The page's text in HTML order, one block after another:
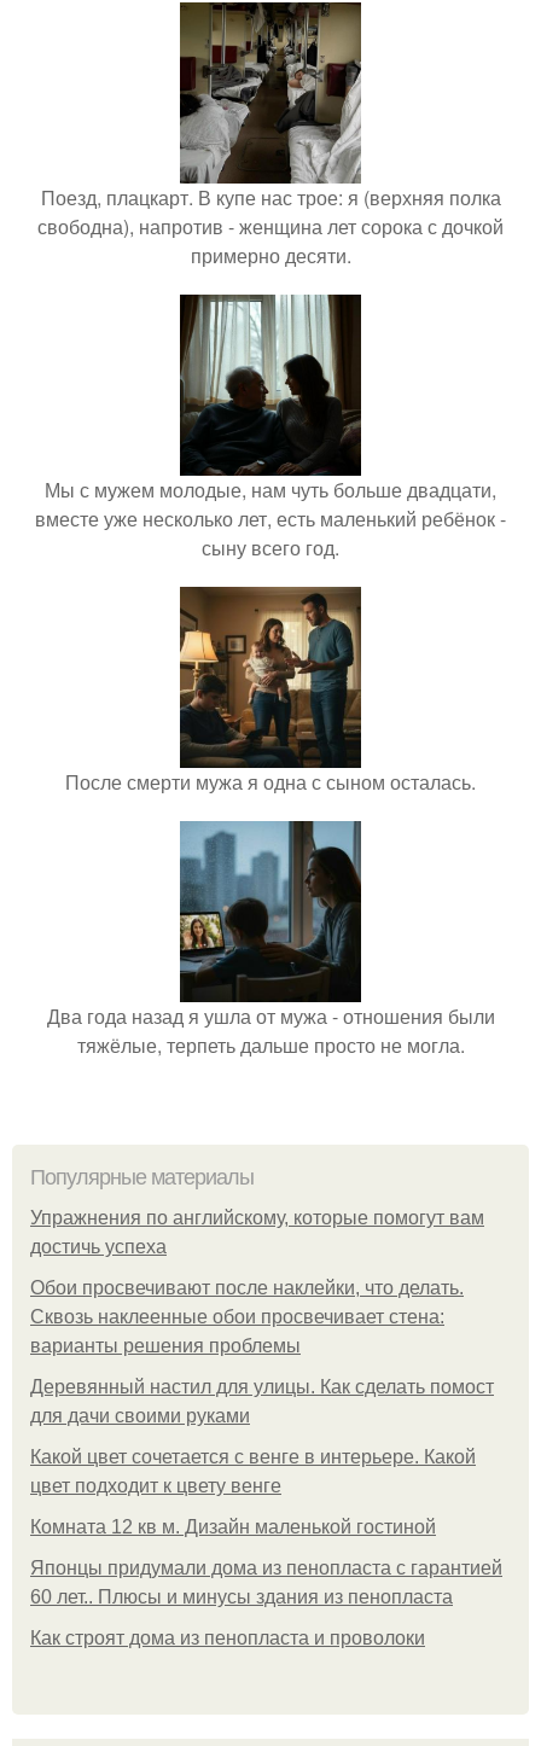
Поезд, плацкарт. В купе нас трое: я (верхняя полка
свободна), напротив - женщина лет сорока с дочкой
примерно десяти.
Мы с мужем молодые, нам чуть больше двадцати,
вместе уже несколько лет, есть маленький ребёнок -
сыну всего год.
После смерти мужа я одна с сыном осталась.
Два года назад я ушла от мужа - отношения были
тяжёлые, терпеть дальше просто не могла.
Популярные материалы
Упражнения по английскому, которые помогут вам
достичь успеха
Обои просвечивают после наклейки, что делать.
Сквозь наклеенные обои просвечивает стена:
варианты решения проблемы
Деревянный настил для улицы. Как сделать помост
для дачи своими руками
Какой цвет сочетается с венге в интерьере. Какой
цвет подходит к цвету венге
Комната 12 кв м. Дизайн маленькой гостиной
Японцы придумали дома из пенопласта с гарантией
60 лет.. Плюсы и минусы здания из пенопласта
Как строят дома из пенопласта и проволоки